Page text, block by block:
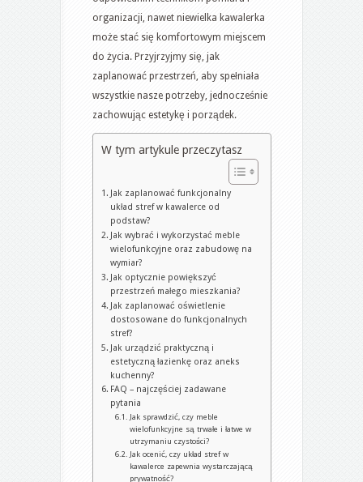
organizacji, nawet niewielka kawalerka
może stać się komfortowym miejscem
do życia. Przyjrzyjmy się, jak
zaplanować przestrzeń, aby spełniała
wszystkie nasze potrzeby, jednocześnie
zachowując estetykę i porządek.
W tym artykule przeczytasz
Jak zaplanować funkcjonalny
układ stref w kawalerce od
podstaw?
Jak wybrać i wykorzystać meble
wielofunkcyjne oraz zabudowę na
wymiar?
Jak optycznie powiększyć
przestrzeń małego mieszkania?
Jak zaplanować oświetlenie
dostosowane do funkcjonalnych
stref?
Jak urządzić praktyczną i
estetyczną łazienkę oraz aneks
kuchenny?
FAQ – najczęściej zadawane
pytania
Jak sprawdzić, czy meble
wielofunkcyjne są trwałe i łatwe w
utrzymaniu czystości?
Jak ocenić, czy układ stref w
kawalerce zapewnia wystarczającą
prywatność?